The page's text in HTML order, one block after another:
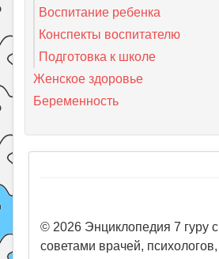
Воспитание ребенка
Конспекты воспитателю
Подготовка к школе
Женское здоровье
Беременность
© 2026 Энциклопедия 7 гуру с
советами врачей, психологов,